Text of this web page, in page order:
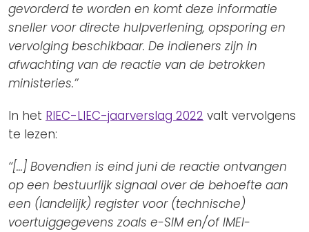
gevorderd te worden en komt deze informatie
sneller voor directe hulpverlening, opsporing en
vervolging beschikbaar. De indieners zijn in
afwachting van de reactie van de betrokken
ministeries.’’
In het RIEC-LIEC-jaarverslag 2022 valt vervolgens
te lezen:
‘‘[…] Bovendien is eind juni de reactie ontvangen
op een bestuurlijk signaal over de behoefte aan
een (landelijk) register voor (technische)
voertuiggegevens zoals e-SIM en/of IMEI-